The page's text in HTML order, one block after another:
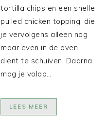
tortilla chips en een snelle
pulled chicken topping, die
je vervolgens alleen nog
maar even in de oven
dient te schuiven. Daarna
mag je volop…
LEES MEER